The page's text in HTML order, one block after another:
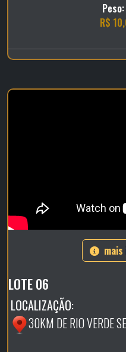
R$
LOTE 06
LOCALIZAÇÃO:
30KM DE RIO VERDE